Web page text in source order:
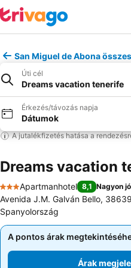
San Miguel de Abona
Úti cél
Dreams vacation tenerife
Érkezés/távozás napja
Dátumok
A jutalékfizetés hatása a
Dreams vacation
3 Kategória
Apartmanhotel 8,1 Nagyon jó
Avenida J.M. Galván Bello,
Spanyolország
A pontos árak
Árak
A pontos árak
Árak